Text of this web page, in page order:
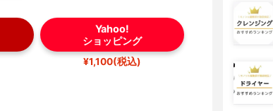
Yahoo!
ショッピング
¥1,100(税込)